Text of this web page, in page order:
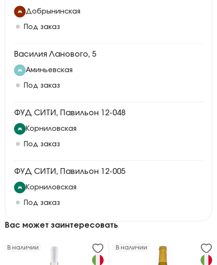
Добрынинская
Под заказ
Василия Ланового, 5
Аминьевская
Под заказ
ФУД СИТИ, Павильон 12-048
Корниловская
Под заказ
ФУД СИТИ, Павильон 12-005
Корниловская
Под заказ
Вас может заинтересовать
В наличии В наличии